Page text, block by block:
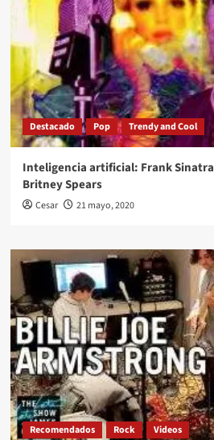
Destacado Pop Trendy and Cool
Inteligencia artificial: Frank Sinatra
Britney Spears
Cesar 21 mayo, 2020
Recomendados Rock Videos